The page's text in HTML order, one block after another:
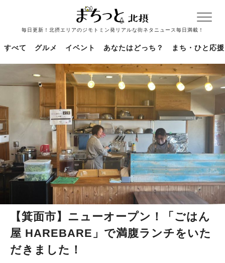
毎日更新！北摂エリアのジモトミン発リアルな街ネタニュース毎日満載！
すべて グルメ イベント あなたはどっち？ まち・ひと応援
【箕面市】ニューオープン！「ごはん
屋 HAREBARE」で満腹ランチをいた
だきました！